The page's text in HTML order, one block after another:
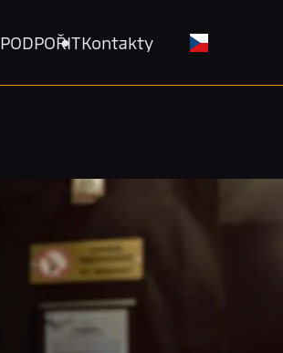
PODPOŘITKontakty